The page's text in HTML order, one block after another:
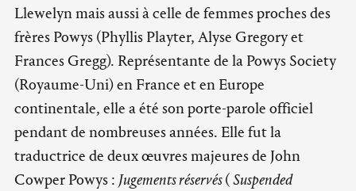
Llewelyn mais aussi à celle de femmes proches des
frères Powys (Phyllis Playter, Alyse Gregory et
Frances Gregg). Représentante de la Powys Society
(Royaume-Uni) en France et en Europe
continentale, elle a été son porte-parole officiel
pendant de nombreuses années. Elle fut la
traductrice de deux œuvres majeures de John
Cowper Powys : Jugements réservés(Suspended